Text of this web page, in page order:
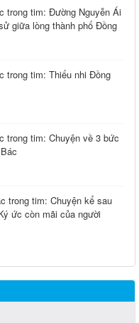
trong tim: Đường Nguyễn Ái
giữa lòng thành phố Đồng
trong tim: Thiếu nhi Đồng
trong tim: Chuyện về 3 bức
trong tim: Chuyện kể sau
ức còn mãi của người